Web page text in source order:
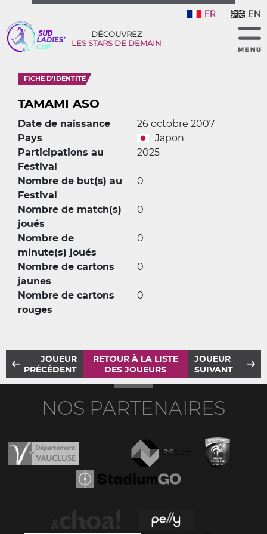
FR EN
DÉCOUVREZ
LES STARS DE DEMAIN
FICHE D'IDENTITÉ
TAMAMI ASO
Date de naissance
26 octobre 2007
Pays
Japon
Participations au
Festival
2025
Nombre de but(s) au
Festival
0
Nombre de match(s)
joués
0
Nombre de
minute(s) joués
0
Nombre de cartons
jaunes
0
Nombre de cartons
rouges
0
JOUEUR
PRÉCÉDENT
RETOUR À LA LISTE
DES JOUEURS
JOUEUR
SUIVANT
NOS PARTENAIRES